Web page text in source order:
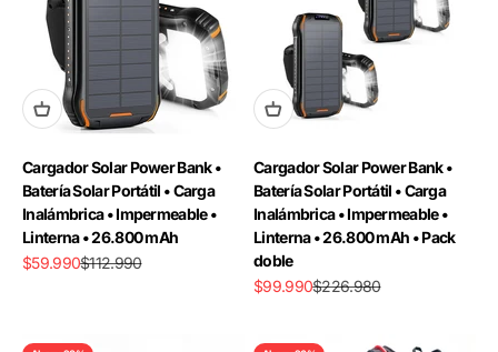
Cargador Solar Power Bank •
Batería Solar Portátil • Carga
Inalámbrica • Impermeable •
Linterna • 26.800 mAh
Precio de oferta
$59.990Precio normal
$112.990
Cargador Solar Power Bank •
Batería Solar Portátil • Carga
Inalámbrica • Impermeable •
Linterna • 26.800 mAh • Pack
doble
Precio de oferta
$99.990Precio normal
$226.980